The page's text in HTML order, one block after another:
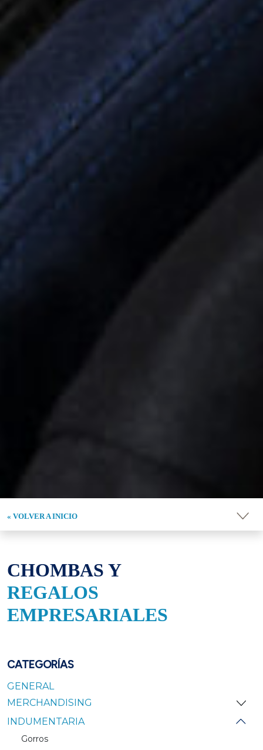
« VOLVER A INICIO
CHOMBAS Y
REGALOS
EMPRESARIALES
CATEGORÍAS
GENERAL
MERCHANDISING
INDUMENTARIA
Gorros